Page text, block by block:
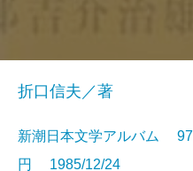
折口信夫／著
新潮日本文学アルバム
円 1985/12/24